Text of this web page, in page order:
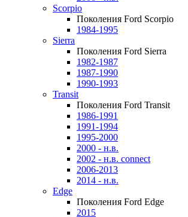
Scorpio
Поколения Ford Scorpio
1984-1995
Sierra
Поколения Ford Sierra
1982-1987
1987-1990
1990-1993
Transit
Поколения Ford Transit
1986-1991
1991-1994
1995-2000
2000 - н.в.
2002 - н.в. connect
2006-2013
2014 - н.в.
Edge
Поколения Ford Edge
2015